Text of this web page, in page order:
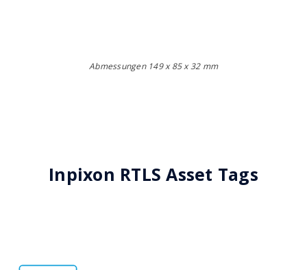
Abmessungen 149 x 85 x 32 mm
Inpixon RTLS Asset Tags